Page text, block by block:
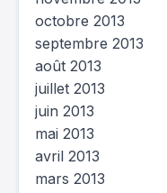
octobre 2013
septembre 2013
août 2013
juillet 2013
juin 2013
mai 2013
avril 2013
mars 2013